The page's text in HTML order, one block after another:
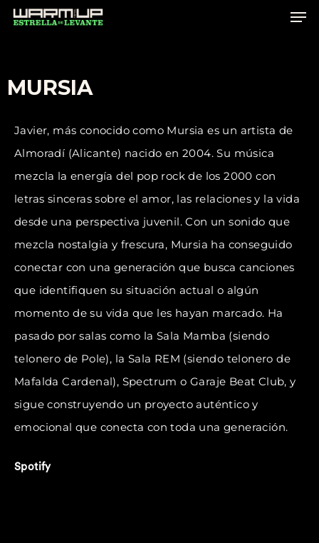
Skip
content
MURSIA
Javier, más conocido como Mursia es un artista de
Almoradí (Alicante) nacido en 2004. Su música
mezcla la energía del pop rock de los 2000 con
letras sinceras sobre el amor, las relaciones y la vida
desde una perspectiva juvenil. Con un sonido que
mezcla nostalgia y frescura, Mursia ha conseguido
conectar con una generación que busca canciones
que identifiquen su situación actual o algún
momento de su vida que les hayan marcado. Ha
pasado por salas como la Sala Mamba (siendo
telonero de Pole), la Sala REM (siendo telonero de
Mafalda Cardenal), Spectrum o Garaje Beat Club, y
sigue construyendo un proyecto auténtico y
emocional que conecta con toda una generación.
Spotify